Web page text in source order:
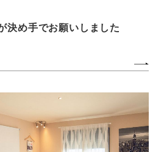
決め手でお願いしました